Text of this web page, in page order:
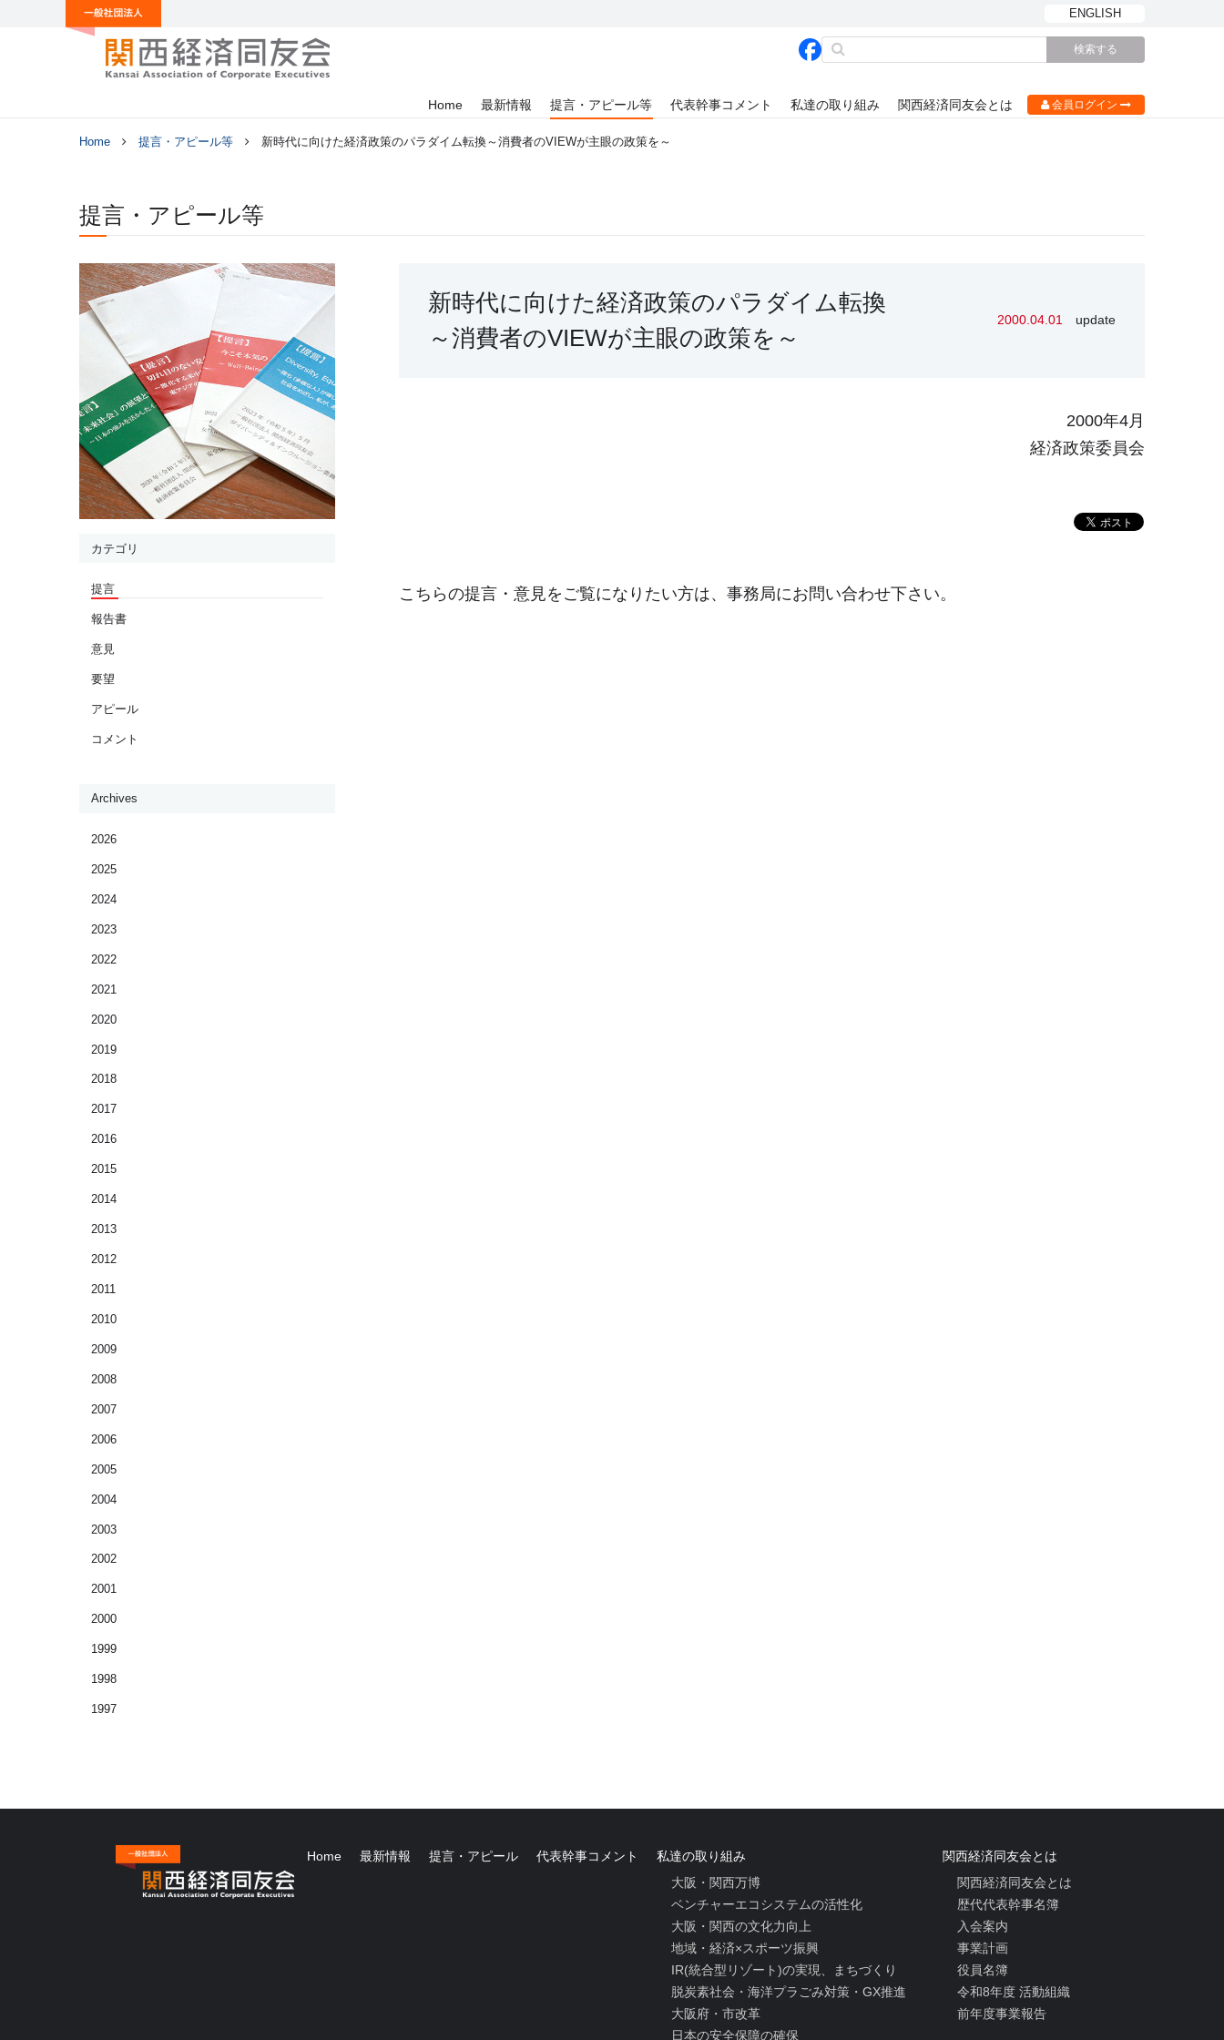
ENGLISH
会員ログイン
Home 最新情報 提言・アピール等 代表幹事コメント 私達の取り組み 関西経済同友会とは
Home 提言・アピール等 新時代に向けた経済政策のパラダイム転換～消費者のVIEWが主眼の政策を～
提言・アピール等
新時代に向けた経済政策のパラダイム転換
～消費者のVIEWが主眼の政策を～
2000.04.01 update
2000年4月
経済政策委員会
こちらの提言・意見をご覧になりたい方は、事務局にお問い合わせ下さい。
カテゴリ
提言
報告書
意見
要望
アピール
コメント
Archives
2026
2025
2024
2023
2022
2021
2020
2019
2018
2017
2016
2015
2014
2013
2012
2011
2010
2009
2008
2007
2006
2005
2004
2003
2002
2001
2000
1999
1998
1997
Home 最新情報 提言・アピール 代表幹事コメント
私達の取り組み
大阪・関西万博
ベンチャーエコシステムの活性化
大阪・関西の文化力向上
地域・経済×スポーツ振興
IR(統合型リゾート)の実現、まちづくり
脱炭素社会・海洋プラごみ対策・GX推進
大阪府・市改革
日本の安全保障の確保
関西経済同友会とは
関西経済同友会とは
歴代代表幹事名簿
入会案内
事業計画
役員名簿
令和8年度 活動組織
前年度事業報告